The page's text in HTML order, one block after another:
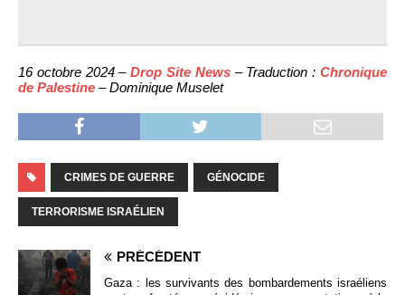
16 octobre 2024 –Drop Site News– Traduction :Chronique
de Palestine – Dominique Muselet
CRIMES DE GUERRE GÉNOCIDE
TERRORISME ISRAÉLIEN
PRÉCÉDENT
Gaza : les survivants des bombardements israéliens